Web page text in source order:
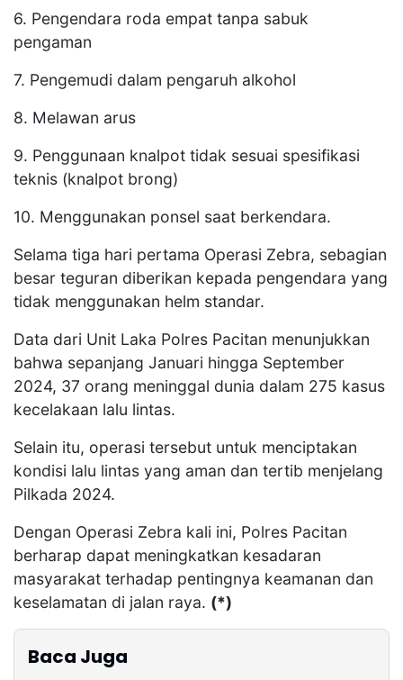
6. Pengendara roda empat tanpa sabuk
pengaman
7. Pengemudi dalam pengaruh alkohol
8. Melawan arus
9. Penggunaan knalpot tidak sesuai spesifikasi
teknis (knalpot brong)
10. Menggunakan ponsel saat berkendara.
Selama tiga hari pertama Operasi Zebra, sebagian
besar teguran diberikan kepada pengendara yang
tidak menggunakan helm standar.
Data dari Unit Laka Polres Pacitan menunjukkan
bahwa sepanjang Januari hingga September
2024, 37 orang meninggal dunia dalam 275 kasus
kecelakaan lalu lintas.
Selain itu, operasi tersebut untuk menciptakan
kondisi lalu lintas yang aman dan tertib menjelang
Pilkada 2024.
Dengan Operasi Zebra kali ini, Polres Pacitan
berharap dapat meningkatkan kesadaran
masyarakat terhadap pentingnya keamanan dan
keselamatan di jalan raya. (*)
Baca Juga